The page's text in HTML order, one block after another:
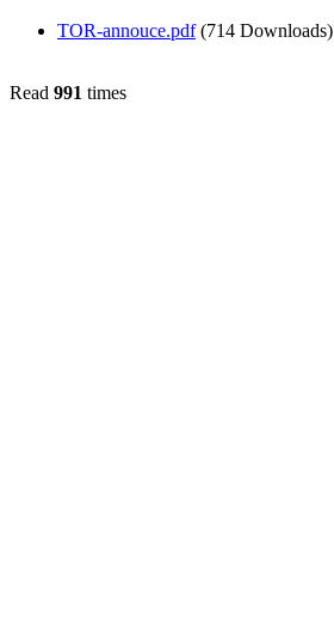
TOR-annouce.pdf (714 Downloads)
Read 991 times